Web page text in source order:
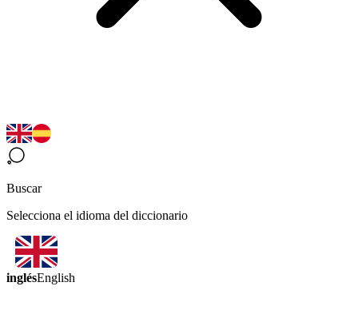
Buscar
Selecciona el idioma del diccionario
inglésEnglish